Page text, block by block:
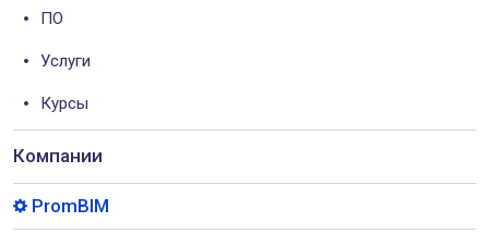
ПО
Услуги
Курсы
Компании
PromBIM